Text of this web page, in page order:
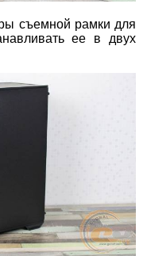
съемной рамки для
ее в двух